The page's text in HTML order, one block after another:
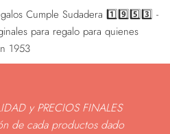
Cumple Sudadera 1️⃣9️⃣5️⃣3️⃣ -
para regalo para quienes
1953
y PRECIOS FINALES
de cada productos dado